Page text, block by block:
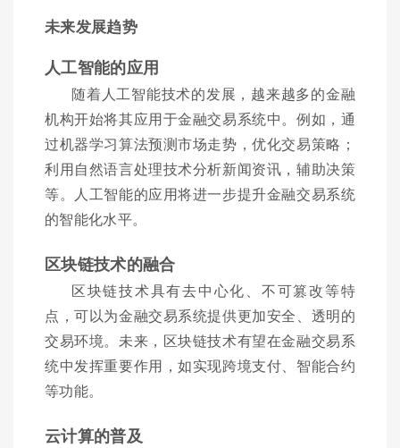
未来发展趋势
人工智能的应用
随着人工智能技术的发展，越来越多的金融
机构开始将其应用于金融交易系统中。例如，通
过机器学习算法预测市场走势，优化交易策略；
利用自然语言处理技术分析新闻资讯，辅助决策
等。人工智能的应用将进一步提升金融交易系统
的智能化水平。
区块链技术的融合
区块链技术具有去中心化、不可篡改等特
点，可以为金融交易系统提供更加安全、透明的
交易环境。未来，区块链技术有望在金融交易系
统中发挥重要作用，如实现跨境支付、智能合约
等功能。
云计算的普及